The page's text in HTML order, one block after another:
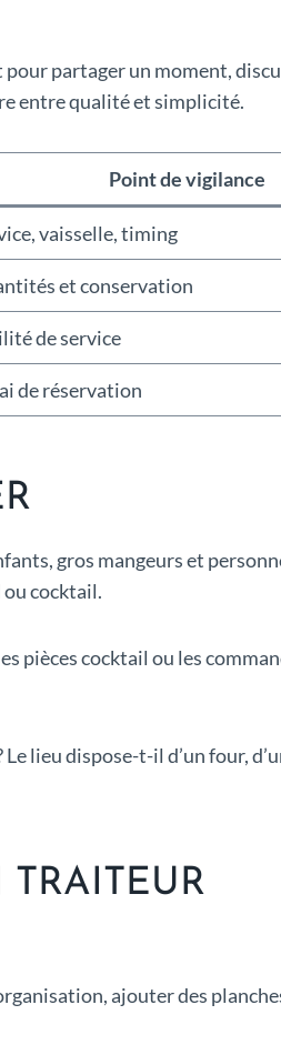
partager un moment,
entre qualité et simplicité.
Point de vigilance
vaisselle, timing
et conservation
de service
de réservation
gros mangeurs et
cocktail.
pièces cocktail ou les
lieu dispose-t-il d’un four,
ajouter des